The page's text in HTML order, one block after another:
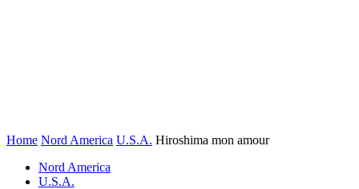
Home Nord America U.S.A. Hiroshima mon amour
Nord America
U.S.A.